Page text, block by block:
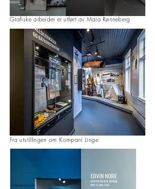
Grafiskearbeider er utført av Maia Rønneberg
Fra utstillingen om Kompani Linge